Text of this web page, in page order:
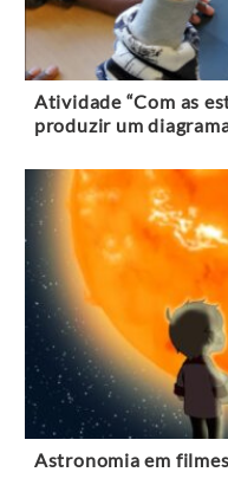
Atividade “Com as
produzir um
Astronomia em